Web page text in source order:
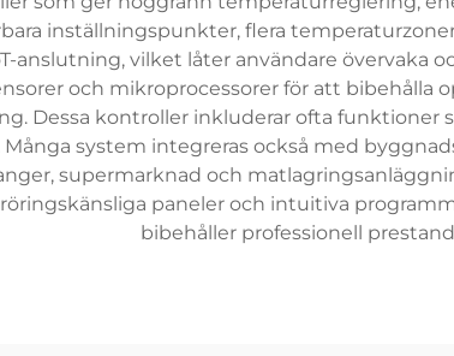
inställningspunkter, flera
vilket låter användare övervaka
och mikroprocessorer för att
Dessa kontroller inkluderar ofta
system integreras också med
supermarknad och
paneler och intuitiva
bibehåller professionell